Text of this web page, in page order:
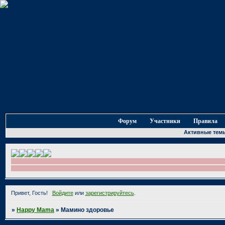
Форум Участники Правила
Активные
Привет, Гость! Войдитеили зарегистрируйтесь.
»Happy Mama »Мамино здоровье